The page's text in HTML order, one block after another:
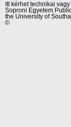
Itt kérhet technikai
Soproni Egyetem
the University of
©